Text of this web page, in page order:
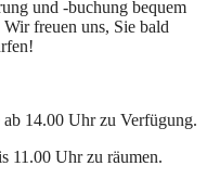
und -buchung bequem
freuen uns, Sie bald
14.00 Uhr zu Verfügung.
11.00 Uhr zu räumen.